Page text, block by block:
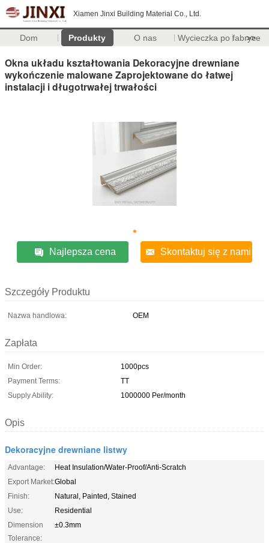
Xiamen Jinxi Building Material Co., Ltd.
Dom Produkty O nas Wycieczka po fabryce
>>
Okna układu kształtowania Dekoracyjne drewniane
wykończenie malowane Zaprojektowane do łatwej
instalacji i długotrwałej trwałości
Najlepsza cena Skontaktuj się z nami
Szczegóły Produktu
Nazwa handlowa: OEM
Zapłata
Min Order:
1000pcs
Payment Terms:
TT
Supply Ability:
1000000 Per/month
Opis
Dekoracyjne drewniane listwy
Advantage:
Heat Insulation/Water-Proof/Anti-Scratch
Export Market:Global
Finish:
Natural, Painted, Stained
Use:
Residential
Dimension
Tolerance:
±0.3mm